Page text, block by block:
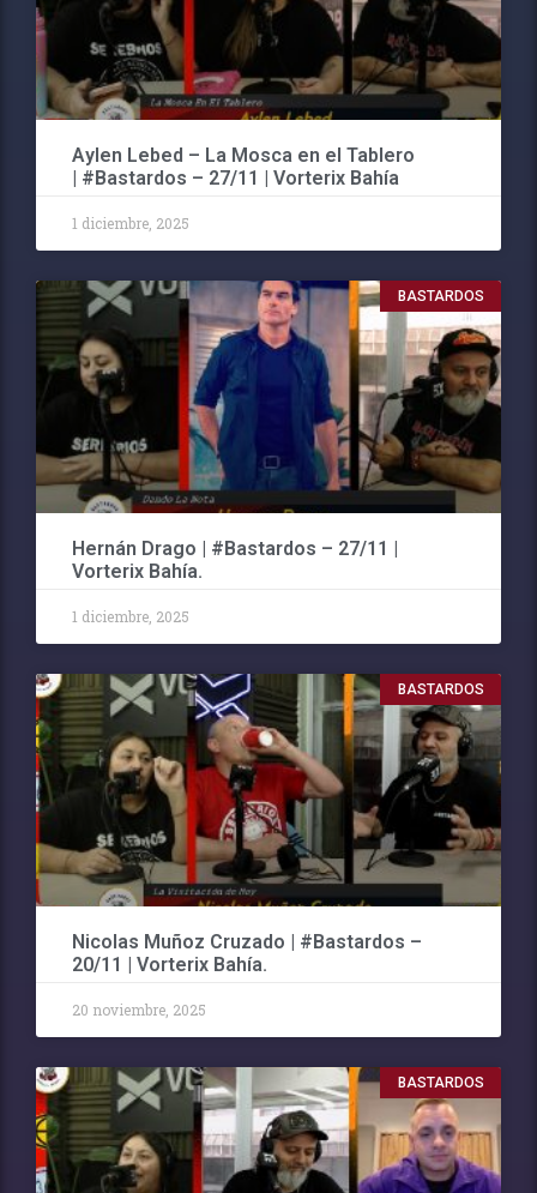
Aylen Lebed – La Mosca en el Tablero
| #Bastardos – 27/11 | Vorterix Bahía
1 diciembre, 2025
BASTARDOS
Hernán Drago | #Bastardos – 27/11 |
Vorterix Bahía.
1 diciembre, 2025
BASTARDOS
Nicolas Muñoz Cruzado | #Bastardos –
20/11 | Vorterix Bahía.
20 noviembre, 2025
BASTARDOS